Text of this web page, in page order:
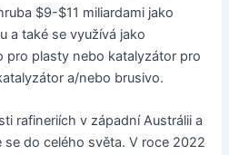
$9-$11 miliardami jako
a také se využívá jako
pro plasty nebo katalyzátor pro
a/nebo brusivo.
rafineriích v západní Austrálii a
se do celého světa. V roce 2022